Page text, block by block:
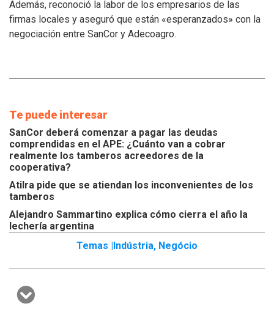
de
los
tamberos
Además, reconoció la labor de los empresarios de las
firmas locales y aseguró que están «esperanzados» con la
negociación entre SanCor y Adecoagro.
Te puede interesar
SanCor deberá comenzar a pagar las deudas
comprendidas en el APE: ¿Cuánto van a cobrar
realmente los tamberos acreedores de la
cooperativa?
Atilra pide que se atiendan los inconvenientes de los
tamberos
Alejandro Sammartino explica cómo cierra el año la
lechería argentina
Temas |
Indústria, Negócio